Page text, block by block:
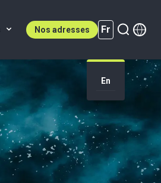
Nos adresses Fr
En
Fr (active)